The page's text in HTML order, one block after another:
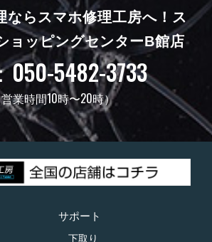
ならスマホ修理工房へ！ ス
ョッピングセンターB館店
050-5482-3733
業時間10時〜20時）
サポート
下取り